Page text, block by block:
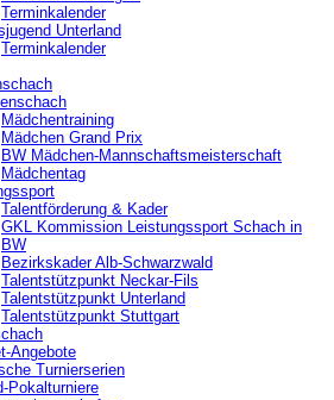
Terminkalender
Unterland
Terminkalender
Mädchentraining
Mädchen Grand Prix
BW Mädchen-Mannschaftsmeisterschaft
Mädchentag
Talentförderung & Kader
GKL Kommission Leistungssport Schach in
BW
Bezirkskader Alb-Schwarzwald
Talentstützpunkt Neckar-Fils
Talentstützpunkt Unterland
Talentstützpunkt Stuttgart
Angebote
Turnierserien
Pokalturniere